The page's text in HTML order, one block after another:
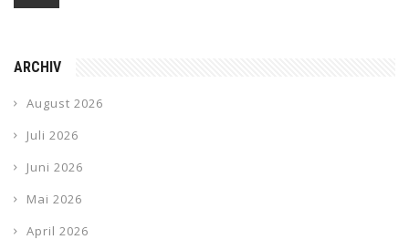
ARCHIV
August 2026
Juli 2026
Juni 2026
Mai 2026
April 2026